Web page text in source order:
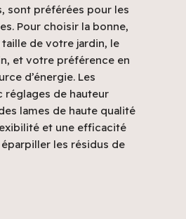
sont préférées pour les
Pour choisir la bonne,
de votre jardin, le
et votre préférence en
d’énergie. Les
réglages de hauteur
lames de haute qualité
et une efficacité
les résidus de